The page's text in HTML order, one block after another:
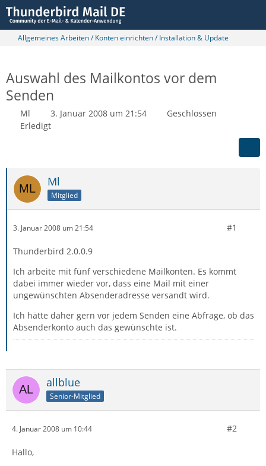
Allgemeines Arbeiten / Konten einrichten / Installation & Update
Auswahl des Mailkontos vor dem
Senden
Ml 3. Januar 2008 um 21:54
Geschlossen
Erledigt
Ml
Mitglied
3. Januar 2008 um 21:54 #1
Thunderbird 2.0.0.9
Ich arbeite mit fünf verschiedene Mailkonten. Es kommt
dabei immer wieder vor, dass eine Mail mit einer
ungewünschten Absenderadresse versandt wird.
Ich hätte daher gern vor jedem Senden eine Abfrage, ob das
Absenderkonto auch das gewünschte ist.
allblue
Senior-Mitglied
4. Januar 2008 um 10:44 #2
Hallo,